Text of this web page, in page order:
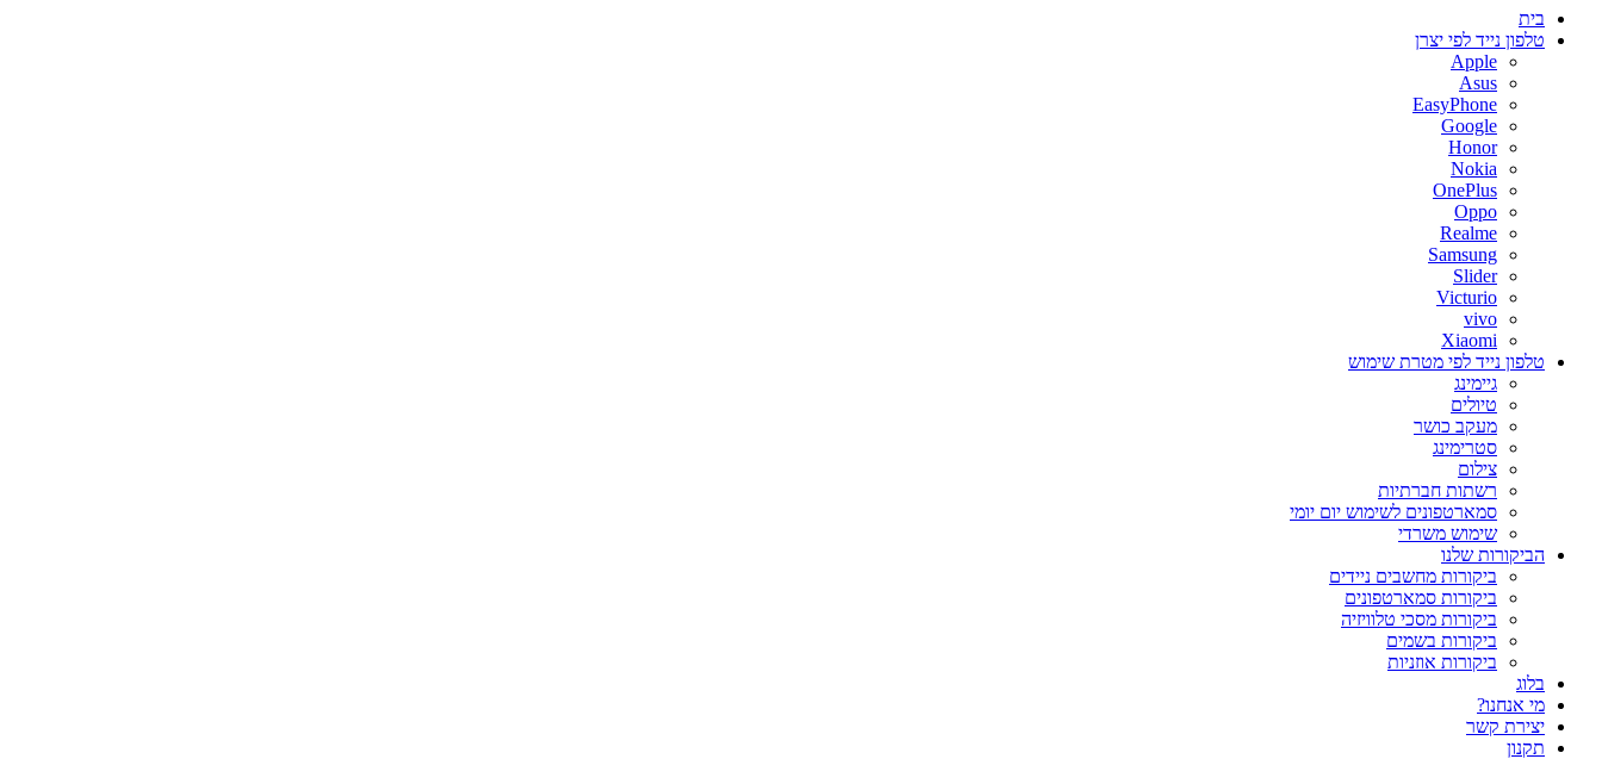
בית
טלפון נייד לפי יצרן
Apple
Asus
EasyPhone
Google
Honor
Nokia
OnePlus
Oppo
Realme
Samsung
Slider
Victurio
vivo
Xiaomi
טלפון נייד לפי מטרת שימוש
גיימינג
טיולים
מעקב כושר
סטרימינג
צילום
רשתות חברתיות
סמארטפונים לשימוש יום יומי
שימוש משרדי
הביקורות שלנו
ביקורות מחשבים ניידים
ביקורות סמארטפונים
ביקורות מסכי טלוויזיה
ביקורות בשמים
ביקורות אוזניות
בלוג
מי אנחנו?
יצירת קשר
תקנון